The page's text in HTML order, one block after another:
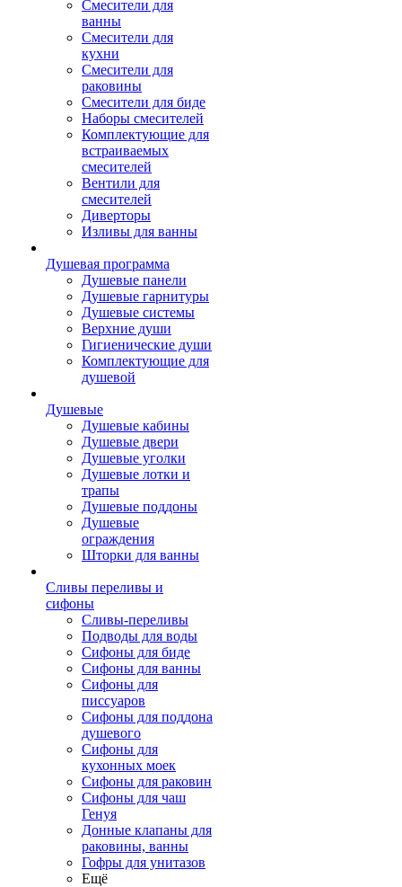
Смесители для
ванны
Смесители для
кухни
Смесители для
раковины
Смесители для биде
Наборы смесителей
Комплектующие для
встраиваемых
смесителей
Вентили для
смесителей
Диверторы
Изливы для ванны
Душевая программа
Душевые панели
Душевые гарнитуры
Душевые системы
Верхние души
Гигиенические души
Комплектующие для
душевой
Душевые
Душевые кабины
Душевые двери
Душевые уголки
Душевые лотки и
трапы
Душевые поддоны
Душевые
ограждения
Шторки для ванны
Сливы переливы и
сифоны
Сливы-переливы
Подводы для воды
Сифоны для биде
Сифоны для ванны
Сифоны для
писсуаров
Сифоны для поддона
душевого
Сифоны для
кухонных моек
Сифоны для раковин
Сифоны для чаш
Генуя
Донные клапаны для
раковины, ванны
Гофры для унитазов
Ещё